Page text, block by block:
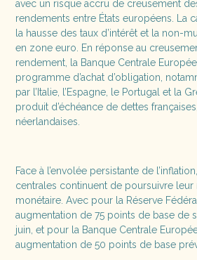
avec un risque accru de creusement
rendements entre États européens. La
la hausse des taux d’intérêt et la non-
en zone euro. En réponse au
rendement, la Banque Centrale
programme d’achat d’obligation,
par l’Italie, l’Espagne, le Portugal et la
produit d’échéance de dettes
néerlandaises.
Face à l’envolée persistante de
centrales continuent de poursuivre leur
monétaire. Avec pour la Réserve
augmentation de 75 points de base de
juin, et pour la Banque Centrale
augmentation de 50 points de base